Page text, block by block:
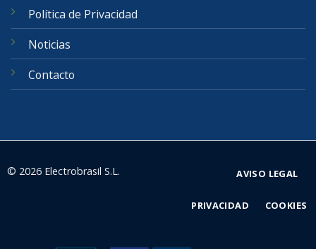
Política de Privacidad
Noticias
Contacto
© 2026 Electrobrasil S.L. AVISO LEGAL
PRIVACIDAD COOKIES